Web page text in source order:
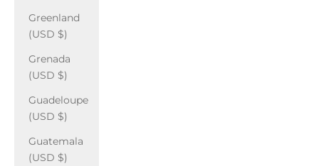
Greenland
(USD $)
Grenada
(USD $)
Guadeloupe
(USD $)
Guatemala
(USD $)